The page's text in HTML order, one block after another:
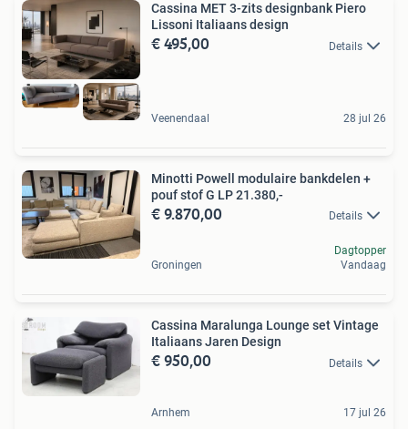
Cassina MET 3-zits designbank Piero
Lissoni Italiaans design
€ 495,00 Details
Veenendaal 28 jul 26
Minotti Powell modulaire bankdelen +
pouf stof G LP 21.380,-
€ 9.870,00 Details
Groningen
Dagtopper
Vandaag
Cassina Maralunga Lounge set Vintage
Italiaans Jaren Design
€ 950,00 Details
Arnhem 17 jul 26